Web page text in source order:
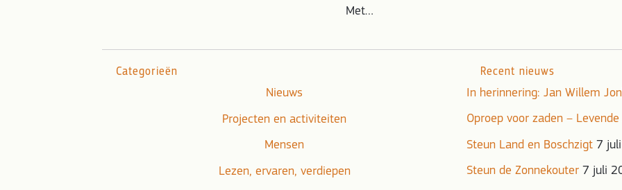
Met…
Categorieën
Nieuws
Projecten en activiteiten
Mensen
Lezen, ervaren, verdiepen
Recent nieuws
In herinnering: Jan Willem
Oproep voor zaden –
Steun Land en Boschzigt 7
Steun de Zonnekouter 7 juli